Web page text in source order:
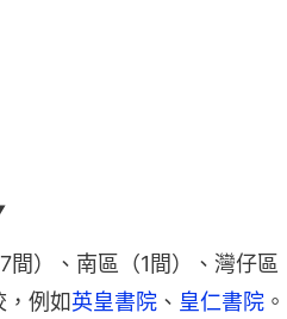
）、南區（1間）、灣仔區
例如英皇書院 、 皇仁書院 。